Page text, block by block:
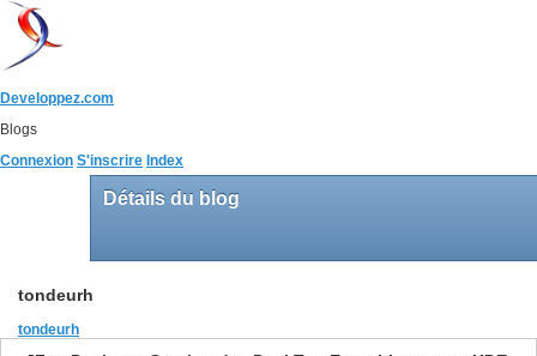
Developpez.com
Blogs
Connexion S'inscrire Index
Détails du blog
tondeurh
tondeurh